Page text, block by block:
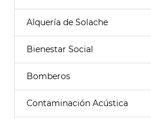
Alquería de Solache
Bienestar Social
Bomberos
Contaminación Acústica